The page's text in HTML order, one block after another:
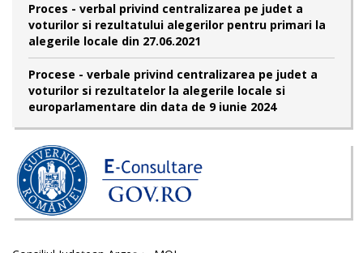
Proces - verbal privind centralizarea pe judet a
voturilor si rezultatului alegerilor pentru primari la
alegerile locale din 27.06.2021
Procese - verbale privind centralizarea pe judet a
voturilor si rezultatelor la alegerile locale si
europarlamentare din data de 9 iunie 2024